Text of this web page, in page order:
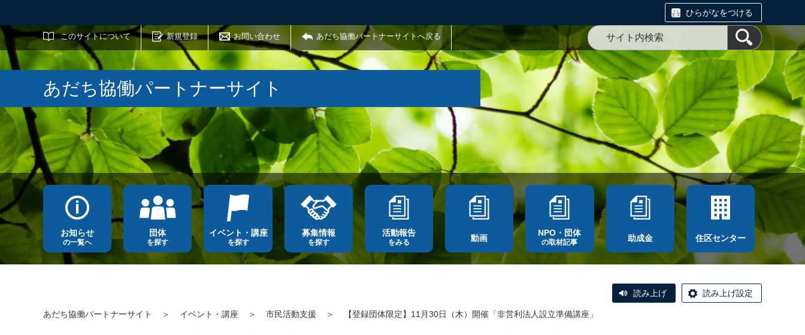
ひらがなをつける
このサイトについて 新規登録 お問い合わせ あだち協働パートナーサイトへ戻る
サイト内検索
あだち協働パートナーサイト
お知らせ
の一覧へ
団体
を探す
イベント・講座
を探す
募集情報
を探す
活動報告
をみる 動画
NPO・団体
の取材記事 助成金 住区センター
読み上げ 読み上げ設定
あだち協働パートナーサイト ＞ イベント・講座 ＞ 市民活動支援 ＞ 【登録団体限定】11月30日（木）開催「非営利法人設立準備講座」